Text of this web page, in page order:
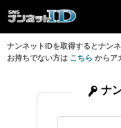
ナンネットIDを取得するとナン
お持ちでない方は こちら からア
ナ